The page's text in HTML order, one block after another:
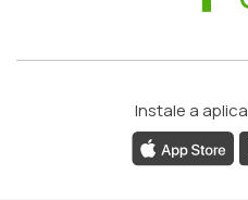
Instale a